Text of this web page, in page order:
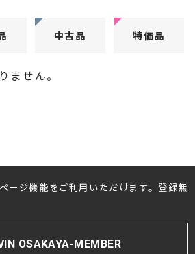
・D/Aコンバーター
トランス
中古品 特価品
ません。
ージ機能をご利用いただけます。登録無
OSAKAYA-MEMBER